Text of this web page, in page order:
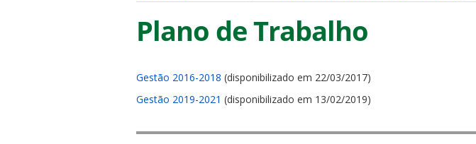
4
Plano de Trabalho
Gestão 2016-2018 (disponibilizado em 22/03/2017)
Gestão 2019-2021 (disponibilizado em 13/02/2019)